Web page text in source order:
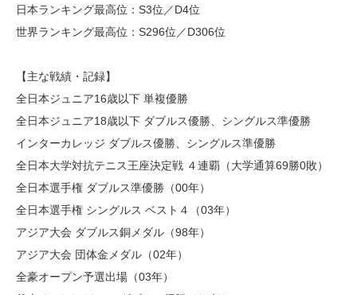
日本ランキング最高位：S3位／D4位
世界ランキング最高位：S296位／D306位
【主な戦績・記録】
全日本ジュニア16歳以下 単複優勝
全日本ジュニア18歳以下 ダブルス優勝、シングルス準優勝
インターカレッジ ダブルス優勝、シングルス準優勝
全日本大学対抗テニス王座決定戦 ４連覇（大学通算69勝0敗）
全日本選手権 ダブルス準優勝（00年）
全日本選手権 シングルス ベスト４（03年）
アジア大会 ダブルス銅メダル（98年）
アジア大会 団体金メダル（02年）
全豪オープン予選出場（03年）